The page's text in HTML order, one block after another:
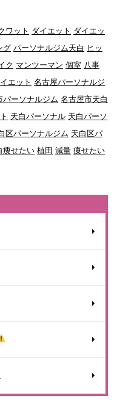
ワット ダイエット ダイエッ
グ パーソナルジム天白 ヒッ
ク マンツーマン 個室 八事
エット 名古屋パーソナルジ
パーソナルジム 名古屋市天白
天白パーソナル 天白パーソ
区パーソナルジム 天白区パ
痩せたい 植田 減量 痩せたい